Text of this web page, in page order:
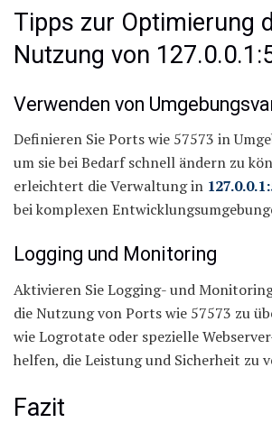
Tipps zur Optimierung
Nutzung von
Verwenden von
Definieren Sie Ports wie 57573 in
um sie bei Bedarf schnell ändern zu
erleichtert die Verwaltung in
bei komplexen
Logging und Monitoring
Aktivieren Sie Logging- und
die Nutzung von Ports wie 57573 zu
wie Logrotate oder spezielle
helfen, die Leistung und Sicherheit zu
Fazit